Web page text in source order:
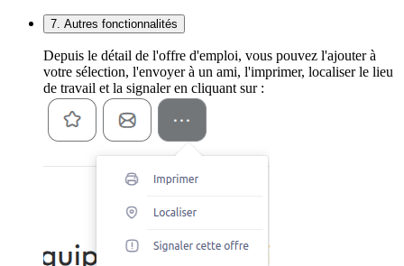
7. Autres fonctionnalités
Depuis le détail de l'offre d'emploi, vous pouvez l'ajouter à
votre sélection, l'envoyer à un ami, l'imprimer, localiser le lieu
de travail et la signaler en cliquant sur :